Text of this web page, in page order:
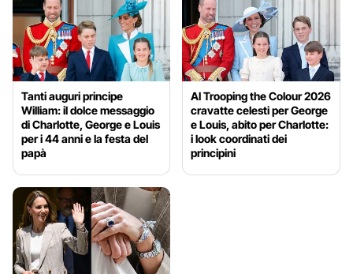
Tanti auguri principe
William: il dolce messaggio
di Charlotte, George e Louis
per i 44 anni e la festa del
papà
Al Trooping the Colour 2026
cravatte celesti per George
e Louis, abito per Charlotte:
i look coordinati dei
principini